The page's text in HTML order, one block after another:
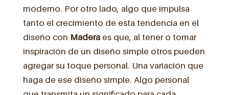
moderno. Por otro lado, algo que impulsa
tanto el crecimiento de esta tendencia en el
diseño con Madera es que, al tener o tomar
inspiración de un diseño simple otros pueden
agregar su toque personal. Una variación que
haga de ese diseño simple. Algo personal